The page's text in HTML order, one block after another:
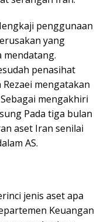
penggunaan
yang
mendatang.
penasihat
mengatakan
mengakhiri
Pada tiga bulan
aset Iran senilai
AS.
jenis aset apa
Keuangan